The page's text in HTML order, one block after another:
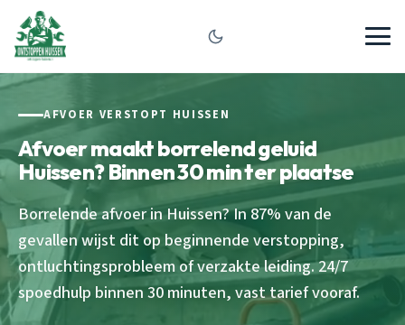
AFVOER VERSTOPT HUISSEN
Afvoer maakt borrelend geluid
Huissen? Binnen 30 min ter plaatse
Borrelende afvoer in Huissen? In 87% van de
gevallen wijst dit op beginnende verstopping,
ontluchtingsprobleem of verzakte leiding. 24/7
spoedhulp binnen 30 minuten, vast tarief vooraf.